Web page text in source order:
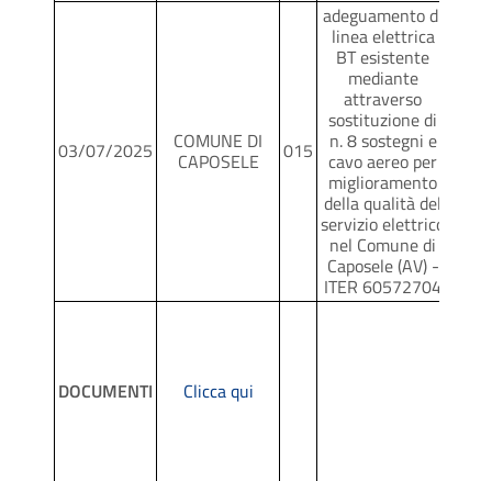
03/07/2025 COMUNE DI
CAPOSELE 015
adeguamento di
linea elettrica
BT esistente
mediante
attraverso
sostituzione di
n. 8 sostegni e
cavo aereo per
miglioramento
della qualità del
servizio elettrico
nel Comune di
Caposele (AV) -
ITER 60572704
DOCUMENTI Clicca qui